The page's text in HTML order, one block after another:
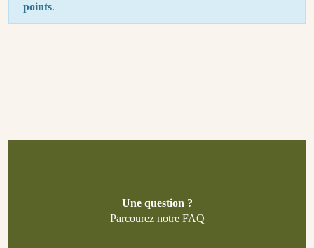
points.
Une question ?
Parcourez notre FAQ